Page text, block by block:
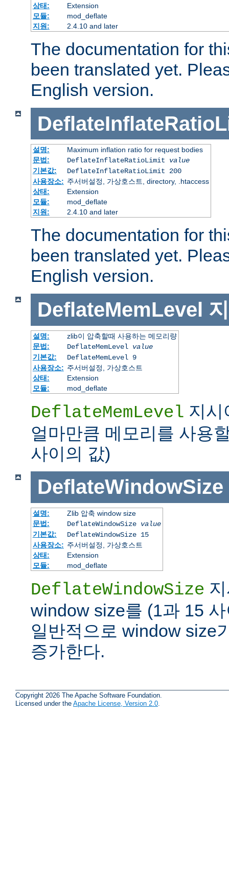
상태:
Extension
모듈:
mod_deflate
지원:
2.4.10 and later
The documentation for
been translated yet.
English version.
설명:
Maximum inflation ratio for request bodies
문법:
DeflateInflateRatioLimit value
기본값:
DeflateInflateRatioLimit 200
사용장소: 주서버설정, 가상호스트, directory, .htaccess
상태:
Extension
모듈:
mod_deflate
지원:
2.4.10 and later
The documentation for
been translated yet.
English version.
DeflateMemLevel
설명:
zlib이 압축할때 사용하는 메모리량
문법:
DeflateMemLevel value
기본값:
DeflateMemLevel 9
사용장소: 주서버설정, 가상호스트
상태:
Extension
모듈:
mod_deflate
DeflateMemLevel 지시
얼마만큼 메모리를 사용
사이의 값)
DeflateWindowSize
설명:
Zlib 압축 window size
문법:
DeflateWindowSize value
기본값:
DeflateWindowSize 15
사용장소: 주서버설정, 가상호스트
상태:
Extension
모듈:
mod_deflate
DeflateWindowSize
window size를 (1과 15
일반적으로 window size
증가한다.
Copyright 2026 The Apache Software Foundation.
Licensed under the Apache License, Version 2.0.